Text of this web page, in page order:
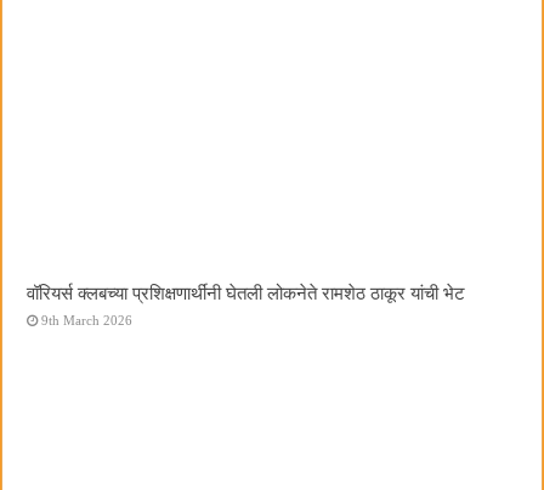
वॉरियर्स क्लबच्या प्रशिक्षणार्थींनी घेतली लोकनेते रामशेठ ठाकूर यांची भेट
9th March 2026